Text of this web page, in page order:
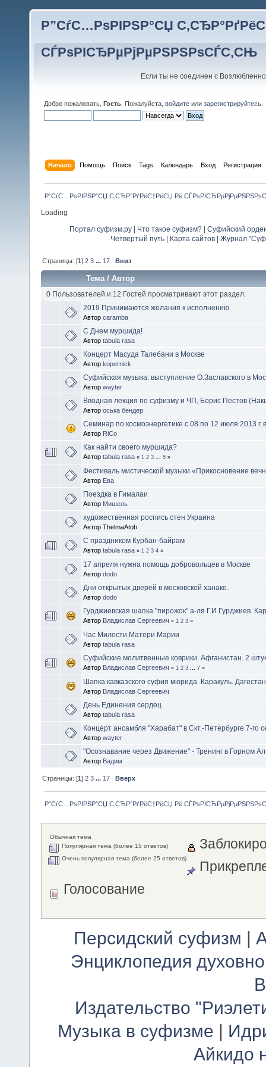
Р”СѓС…РѕРІРЅР°СЏ
СЃРѕРІСЂРµРјРµРЅРЅРѕСЃС‚СЊ
Если ты не соединен с
Добро пожаловать, Гость . Пожалуйста, войдите или зарегистрируйтесь
Начало Помощь Поиск Tags Календарь Вход Регистрация
Р”СѓС…РѕРІРЅР°СЏ С‚СЂР°РґРёС†РёСЏ Рё
Loading
Портал суфизм.ру Что такое суфизм?
Суфийский
Четвертый путь| Карта сайтов| Журнал
Страницы: [1]2 3 ...17 Вниз
Тема/Автор
0 Пользователей и 12 Гостей просматривают этот раздел.
2019 Принимаются желания к исполнению.
Автор caramba
С Днем муршида!
Автор tabula rasa
Концерт Масуда Талебани в Москве
Автор kopernick
Суфийская музыка: выступление О.Заславского в
Автор wayter
Вводная лекция по суфизму и ЧП, Борис Пестов
Автор оська бендер
Семинар по космоэнергетике с 08 по 12 июля 2013 г.
Автор RiCo
Как найти своего муршида?
Автор tabula rasa « 1 2 3 ... 5 »
Фестиваль мистической музыки «Прикосновение
Автор Ева
Поездка в Гималаи
Автор Мишель
художественная роспись стен Украина
Автор ThelmaAtob
С праздником Курбан-байрам
Автор tabula rasa « 1 2 3 4 »
17 апреля нужна помощь добровольцев в Москве
Автор dodo
Дни открытых дверей в московской ханаке.
Автор dodo
Гурджиевская шапка "пирожок" а-ля Г.И.Гурджиев.
Автор Владислав Сергеевич « 1 2 3 »
Час Милости Матери Марии
Автор tabula rasa
Суфийские молитвенные коврики. Афганистан. 2
Автор Владислав Сергеевич « 1 2 3 ... 7 »
Шапка кавказского суфия мюрида. Каракуль.
Автор Владислав Сергеевич
День Единения сердец
Автор tabula rasa
Концерт ансамбля "Харабат" в Скт.-Петербурге 7-го
Автор wayter
"Осознавание через Движение" - Тренинг в Горном
Автор Вадим
Страницы: [1]2 3 ... 17 Вверх
Р”СѓС…РѕРІРЅР°СЏ С‚СЂР°РґРёС†РёСЏ Рё
Обычная тема
Популярная тема (более 15 ответов)
Очень популярная тема (более 25 ответов)
Голосование
Персидский суфизм |
Энциклопедия
Издательство
Музыка в суфизме |
Айкидо